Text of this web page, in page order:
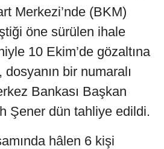
Merkezi’nde (BKM)
öne sürülen ihale
10 Ekim’de gözaltına
dosyanın bir numaralı
Bankası Başkan
Şener dün tahliye edildi.
hâlen 6 kişi